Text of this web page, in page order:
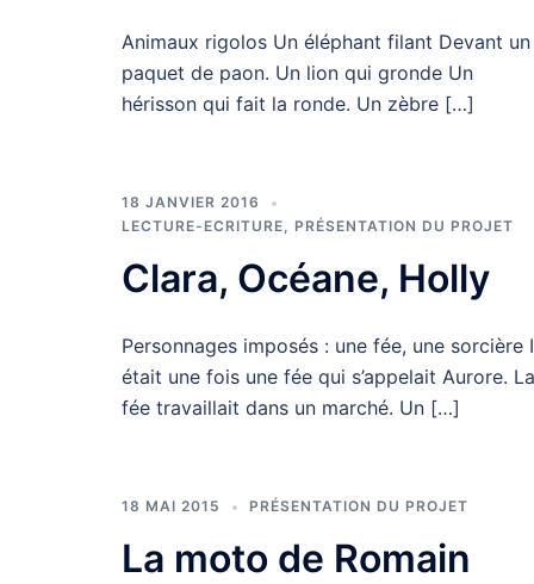
Animaux rigolos Un éléphant filant Devant un
paquet de paon. Un lion qui gronde Un
hérisson qui fait la ronde. Un zèbre […]
18 JANVIER 2016
LECTURE-ECRITURE, PRÉSENTATION DU PROJET
Clara, Océane, Holly
Personnages imposés : une fée, une sorcière
était une fois une fée qui s’appelait Aurore. La
fée travaillait dans un marché. Un […]
18 MAI 2015 PRÉSENTATION DU PROJET
La moto de Romain